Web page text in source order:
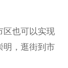
区也可以实现
明，逛街到市